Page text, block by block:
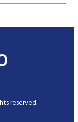
reserved.